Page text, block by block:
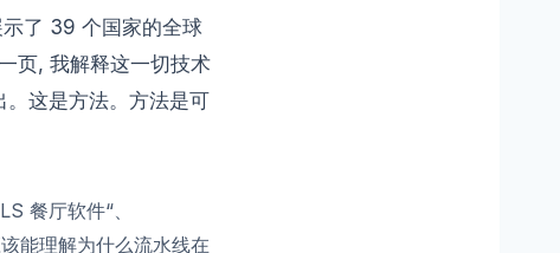
了 39 个国家的全球
页, 我解释这一切技术
这是方法。方法是可
餐厅软件“、
能理解为什么流水线在